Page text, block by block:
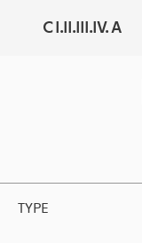
C I.II.III.IV. A
TYPE